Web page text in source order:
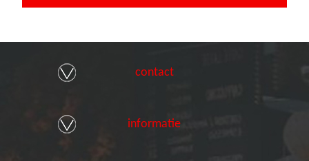
contact
informatie